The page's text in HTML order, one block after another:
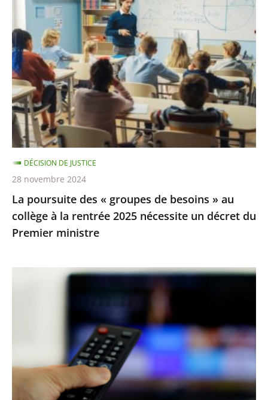
droits
de
l’homme
poursuite
des
«
groupes
de
besoins
»
au
collège
à
la
rentrée
2025
nécessite
décret
La poursuite des « groupes de besoins » au
collège à la rentrée 2025 nécessite un décret du
Premier ministre
DÉCISION DE JUSTICE
28 novembre 2024
des
chaînes